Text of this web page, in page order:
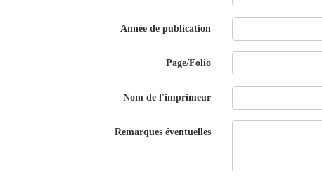
Année de publication
Page/Folio
Nom de l'imprimeur
Remarques éventuelles